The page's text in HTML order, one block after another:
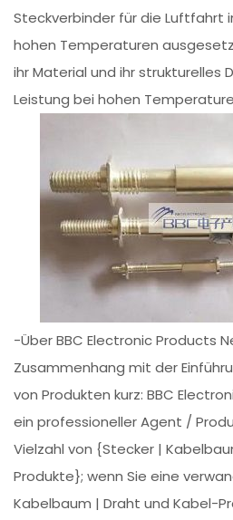
Steckverbinder für die Luftfahrt
hohen Temperaturen
ihr Material und ihr strukturelles
Leistung bei hohen
-Über BBC Electronic Products
Zusammenhang mit der
von Produkten kurz: BBC
ein professioneller Agent /
Vielzahl von {Stecker |
Produkte}; wenn Sie eine
Kabelbaum | Draht und Kabel-